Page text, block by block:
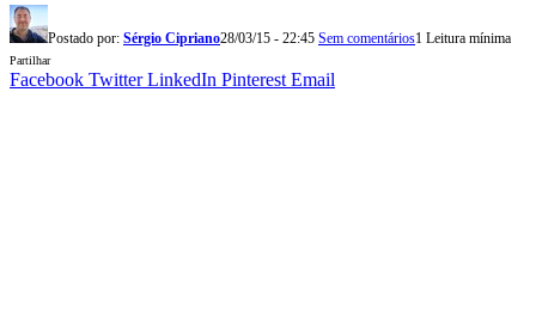
Postado por: Sérgio Cipriano28/03/15 - 22:45 Sem comentários1 Leitura mínima
Partilhar
Facebook Twitter LinkedIn Pinterest Email